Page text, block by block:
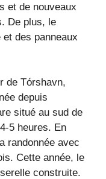
et de nouveaux
De plus, le
des panneaux
de Tórshavn,
depuis
situé au sud de
5 heures. En
randonnée avec
Cette année, le
construite.